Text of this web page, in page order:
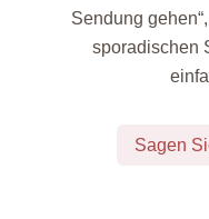
Sendung
sporadischen
Sagen